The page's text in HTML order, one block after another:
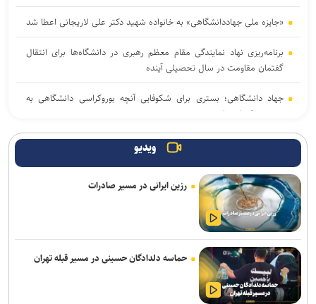
«جایزه ملی جهاددانشگاهی» به خانواده شهید دکتر علی لاریجانی اعطا شد
برنامه‌ریزی نهاد نمایندگی مقام معظم رهبری در دانشگاه‌ها برای انتقال
گفتمان مقاومت در سال تحصیلی آینده
جهاد دانشگاهی؛ بستری برای شکوفایی آنچه بوروکراسی دانشگاهی به
بن‌بست کشانده است
جهاد علمی باید به مأموریت اصلی جامعه دانشگاهی برای تحقق «ایران
نتایج نهایی آزمون دکتری سال ۱۴۰۵ اواخر مرداد ماه اعلام می‌شود
نسخه بازگشت ایران به صدر تولید علم؛ تکیه بر نیروی انسانی و حمایت از
پژوهش
خبرنگاران، روایتگران حقیقت و همراهان توسعه آموزش و سلامت در
روزهای دشوار هستند
ویدیو
رزین ایرانی در مسیر صادرات
حماسه دلدادگان حسینی در مسیر قبله تهران